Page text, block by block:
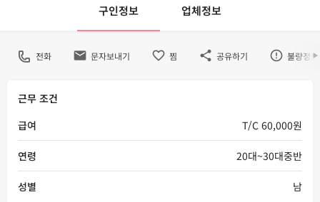
구인정보 업체정보
전화 문자보내기 찜 공유하기 불량정
근무 조건
급여
T/C 60,000원
연령 20대~30대중반
성별 남